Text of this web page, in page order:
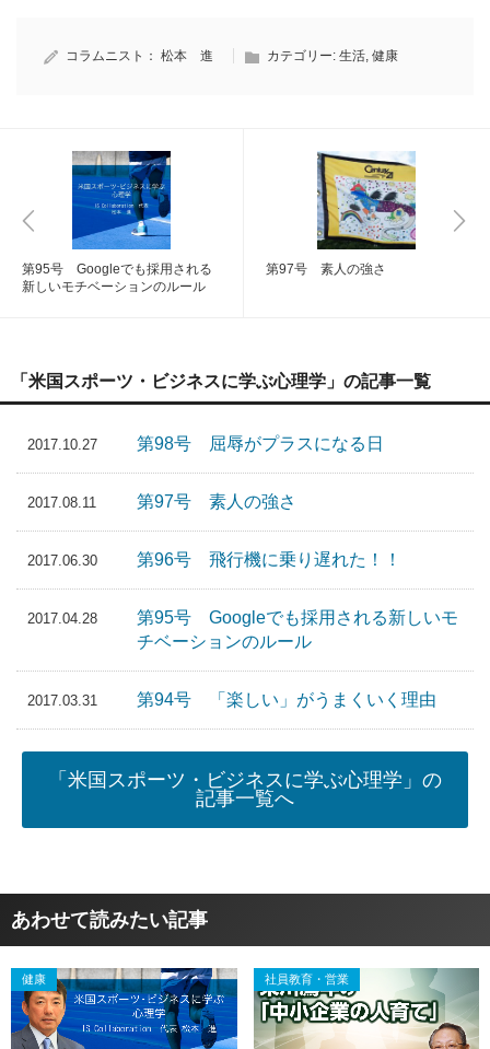
コラムニスト： 松本 進 カテゴリー: 生活, 健康
第95号 Googleでも採用される
新しいモチベーションのルール
第97号 素人の強さ
「米国スポーツ・ビジネスに学ぶ心理学」の記事一覧
2017.10.27 第98号 屈辱がプラスになる日
2017.08.11 第97号 素人の強さ
2017.06.30 第96号 飛行機に乗り遅れた！！
2017.04.28
第95号 Googleでも採用される新しいモ
チベーションのルール
2017.03.31 第94号 「楽しい」がうまくいく理由
「米国スポーツ・ビジネスに学ぶ心理学」の
記事一覧へ
あわせて読みたい記事
健康 社員教育・営業